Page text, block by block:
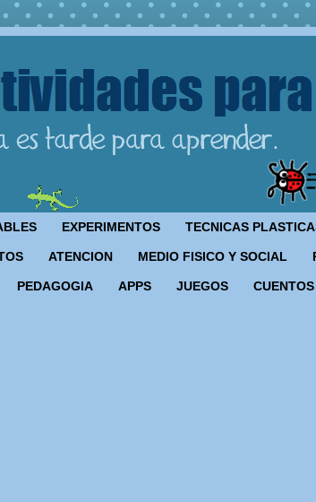
EXPERIMENTOS TECNICAS
ATENCION MEDIO FISICO Y SOCIAL
PEDAGOGIA APPS JUEGOS CUENTOS